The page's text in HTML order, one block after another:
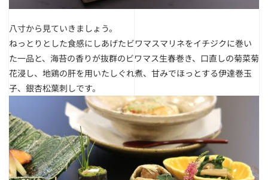
八寸から見ていきましょう。
ねっとりとした食感にしあげたビワマスマリネをイチジクに巻い
た一品と、海苔の香りが抜群のビワマス生春巻き、口直しの菊菜菊
花浸し、地鶏の肝を用いたしぐれ煮、甘みでほっとする伊達巻玉
子、銀杏松葉刺しです。